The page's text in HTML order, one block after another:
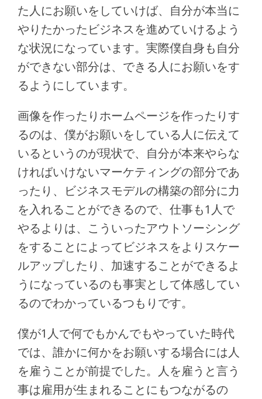
た人にお願いをしていけば、自分が本当に
やりたかったビジネスを進めていけるよう
な状況になっています。実際僕自身も自分
ができない部分は、できる人にお願いをす
るようにしています。
画像を作ったりホームページを作ったりす
るのは、僕がお願いをしている人に伝えて
いるというのが現状で、自分が本来やらな
ければいけないマーケティングの部分であ
ったり、ビジネスモデルの構築の部分に力
を入れることができるので、仕事も1人で
やるよりは、こういったアウトソーシング
をすることによってビジネスをよりスケー
ルアップしたり、加速することができるよ
うになっているのも事実として体感してい
るのでわかっているつもりです。
僕が1人で何でもかんでもやっていた時代
では、誰かに何かをお願いする場合には人
を雇うことが前提でした。人を雇うと言う
事は雇用が生まれることにもつながるの